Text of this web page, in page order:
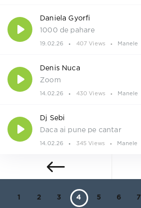
Daniela Gyorfi
1000 de pahare
19.02.26 407 Views Manele
Denis Nuca
Zoom
14.02.26 430 Views Manele
Dj Sebi
Daca ai pune pe cantar
14.02.26 345 Views Manele
1 2 3 4 5 6 7